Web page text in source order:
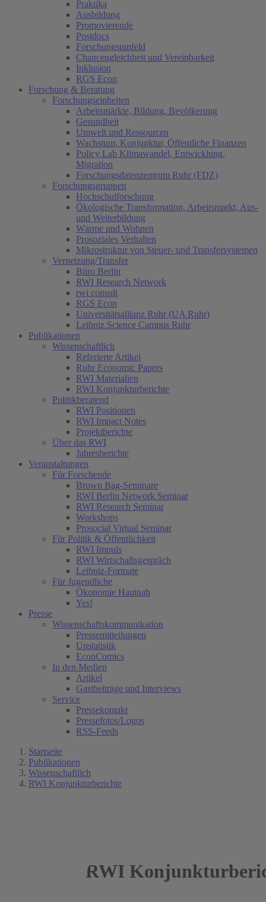
Praktika
Ausbildung
Promovierende
Postdocs
Forschungsumfeld
Chancengleichheit und Vereinbarkeit
Inklusion
RGS Econ
Forschung & Beratung
Forschungseinheiten
Arbeitsmärkte, Bildung, Bevölkerung
Gesundheit
Umwelt und Ressourcen
Wachstum, Konjunktur, Öffentliche Finanzen
Policy Lab Klimawandel, Entwicklung,
Migration
Forschungsdatenzentrum Ruhr (FDZ)
Forschungsgruppen
Hochschulforschung
Ökologische Transformation, Arbeitsmarkt, Aus-
und Weiterbildung
Wärme und Wohnen
Prosoziales Verhalten
Mikrostruktur von Steuer- und Transfersystemen
Vernetzung/Transfer
Büro Berlin
RWI Research Network
rwi consult
RGS Econ
Universitätsallianz Ruhr (UA Ruhr)
Leibniz Science Campus Ruhr
Publikationen
Wissenschaftlich
Referierte Artikel
Ruhr Economic Papers
RWI Materialien
RWI Konjunkturberichte
Politikberatend
RWI Positionen
RWI Impact Notes
Projektberichte
Über das RWI
Jahresberichte
Veranstaltungen
Für Forschende
Brown Bag-Seminare
RWI Berlin Network Seminar
RWI Research Seminar
Workshops
Prosocial Virtual Seminar
Für Politik & Öffentlichkeit
RWI Impuls
RWI Wirtschaftsgespräch
Leibniz-Formate
Für Jugendliche
Ökonomie Hautnah
Yes!
Presse
Wissenschaftskommunikation
Pressemitteilungen
Unstatistik
EconComics
In den Medien
Artikel
Gastbeiträge und Interviews
Service
Pressekontakt
Pressefotos/Logos
RSS-Feeds
Startseite
Publikationen
Wissenschaftlich
RWI Konjunkturberichte
RWI